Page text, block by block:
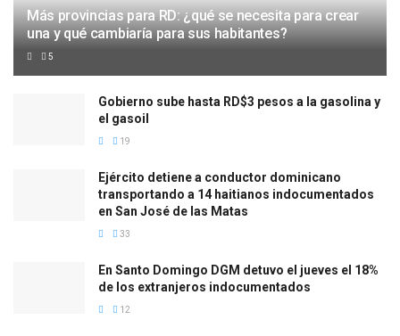
Más provincias para RD: ¿qué se necesita para crear
una y qué cambiaría para sus habitantes?
5
Gobierno sube hasta RD$3 pesos a la gasolina y
el gasoil
19
Ejército detiene a conductor dominicano
transportando a 14 haitianos indocumentados
en San José de las Matas
33
En Santo Domingo DGM detuvo el jueves el 18%
de los extranjeros indocumentados
12